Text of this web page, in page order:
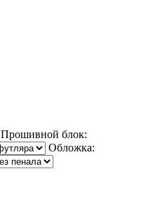
Прошивной блок:
Обложка: